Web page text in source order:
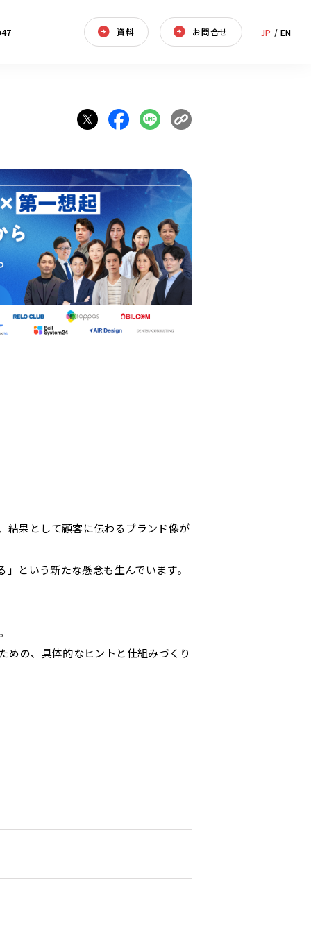
資料 お問合せ JP / EN
結果として顧客に伝わるブランド像が
という新たな懸念も生んでいます。
めの、具体的なヒントと仕組みづくり